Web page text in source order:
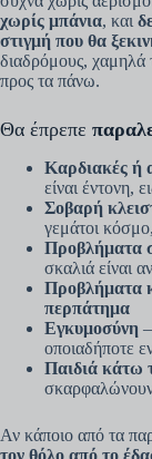
χωρίς μπάνια, και
στιγμή που θα
διαδρόμους, χαμηλά
προς τα πάνω.
Θα έπρεπε
Καρδιακές ή
είναι έντονη,
Σοβαρή
γεμάτοι
Προβλήματα
σκαλιά είναι
Προβλήματα
περπάτημα
Εγκυμοσύνη
οποιαδήποτε
Παιδιά κάτω
Αν κάποιο από τα